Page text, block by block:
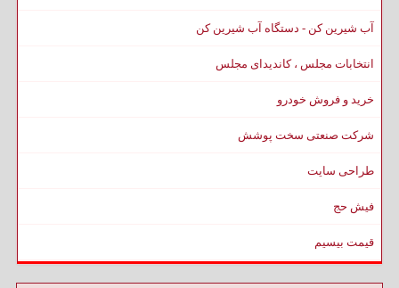
آب شیرین کن - دستگاه آب شیرین کن
انتخابات مجلس ، کاندیدای مجلس
خرید و فروش خودرو
شرکت صنعتی سخت پوشش
طراحی سایت
فیش حج
قیمت بیسیم